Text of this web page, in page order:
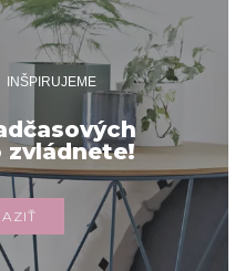
INŠPIRUJEME
zvládnete!